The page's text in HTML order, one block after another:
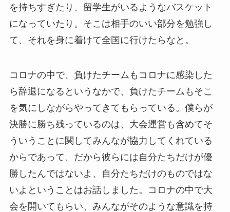
を持ちすぎたり、留学生がいるようなバスケット
になっていたり。 そこは相手のいい部分を勉強し
て、それを身に着けて全国に行けたらなと。
コロナの中で、負けたチームもコロナに感染した
ら辞退になるというなかで、負けたチームもそこ
を気にしながらやってきてもらっている。僕らが
決勝に勝ち残っているのは、大会運営も含めてそ
ういうことに関してみんなが協力してくれている
からであって、だから彼らには自分たちだけが優
勝したんではないよ、自分たちだけのものではな
いよということはお話しました。コロナの中で大
会を開いてもらい、みんながそのような意識を持